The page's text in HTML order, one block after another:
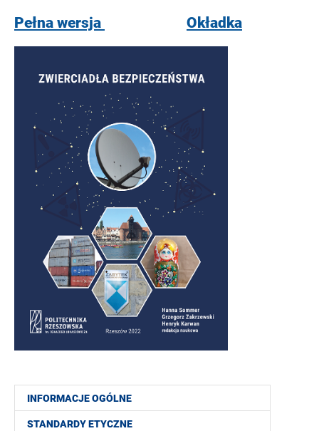
INFORMACJE OGÓLNE
STANDARDY ETYCZNE
Pełna wersja Okładka